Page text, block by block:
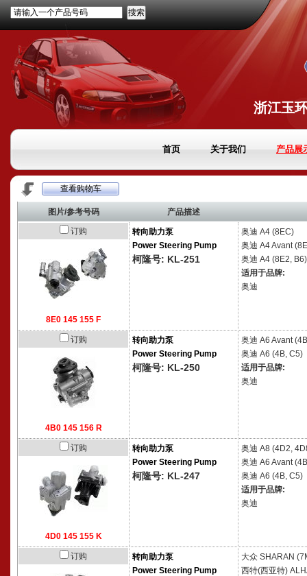
请输入一个产品号码
浙江玉
首页 关于我们 产品展
查看购物车
图片/参考号码
产品描述
订购
8E0 145 155 F
转向助力泵
Power Steering Pump
柯隆号: KL-251
奥迪 A4 (8EC)
奥迪 A4 Avant
奥迪 A4 (8E2, B6)
适用于品牌:
奥迪
订购
4B0 145 156 R
转向助力泵
Power Steering Pump
柯隆号: KL-250
奥迪 A6 Avant
奥迪 A6 (4B, C5)
适用于品牌:
奥迪
订购
4D0 145 155 K
转向助力泵
Power Steering Pump
柯隆号: KL-247
奥迪 A8 (4D2,
奥迪 A6 Avant
奥迪 A6 (4B, C5)
适用于品牌:
奥迪
订购
转向助力泵
Power Steering Pump
大众 SHARAN
西特(西亚特)